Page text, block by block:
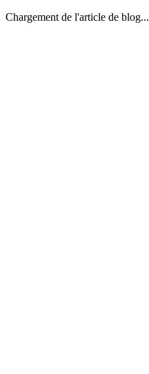
Chargement de l'article de blog...